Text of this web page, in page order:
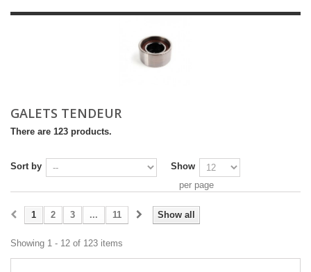
GALETS TENDEUR
There are 123 products.
Sort by
Show
per page
Show all
1 2 3 ... 11
Showing 1 - 12 of 123 items